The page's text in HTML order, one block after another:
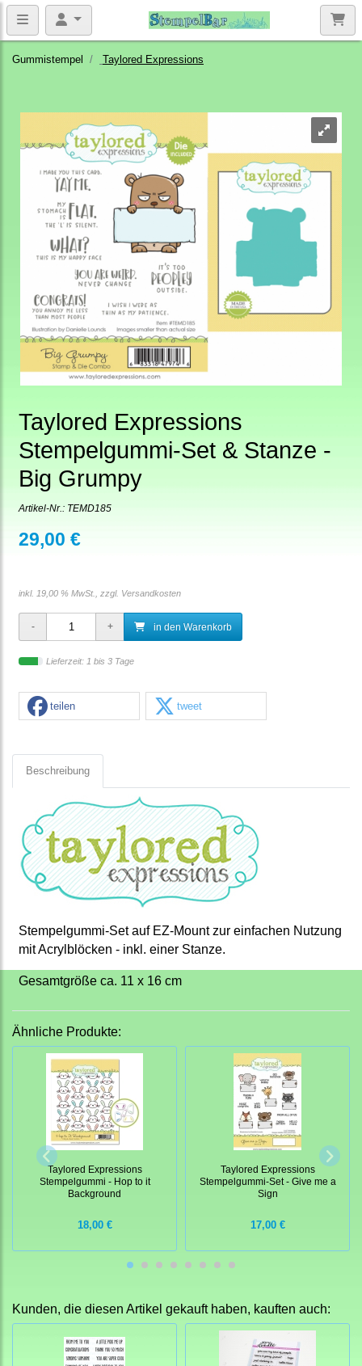
Gummistempel Taylored Expressions
Taylored Expressions
Stempelgummi-Set & Stanze -
Big Grumpy
Artikel-Nr.: TEMD185
29,00 €
inkl. 19,00 % MwSt., zzgl. Versandkosten
in den Warenkorb
Lieferzeit: 1 bis 3 Tage
teilen tweet
Beschreibung
Stempelgummi-Set auf EZ-Mount zur einfachen Nutzung
mit Acrylblöcken - inkl. einer Stanze.
Gesamtgröße ca. 11 x 16 cm
Ähnliche Produkte:
Taylored Expressions
Stempelgummi - Hop to it
Background
18,00 €
Taylored Expressions
Stempelgummi-Set - Give me a
Sign
17,00 €
Kunden, die diesen Artikel gekauft haben, kauften auch: